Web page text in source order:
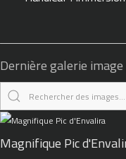
Dernière galerie
Magnifique Pic